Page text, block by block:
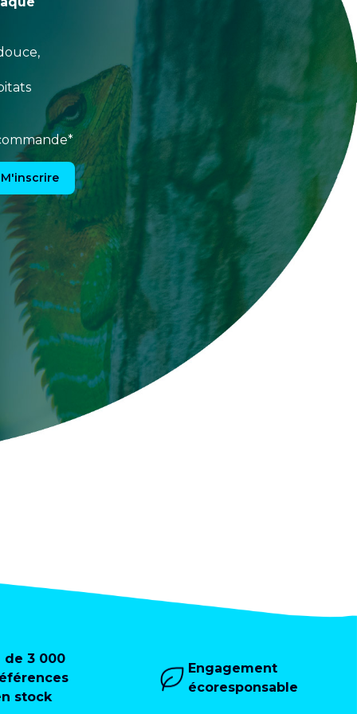
M'inscrire
de 3 000
stock
Engagement
écoresponsable